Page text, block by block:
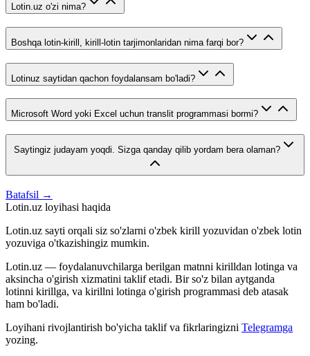
Lotin.uz o'zi nima?
Boshqa lotin-kirill, kirill-lotin tarjimonlaridan nima farqi bor?
Lotinuz saytidan qachon foydalansam bo'ladi?
Microsoft Word yoki Excel uchun translit programmasi bormi?
Saytingiz judayam yoqdi. Sizga qanday qilib yordam bera olaman?
Batafsil →
Lotin.uz loyihasi haqida
Lotin.uz sayti orqali siz so'zlarni o'zbek kirill yozuvidan o'zbek lotin
yozuviga o'tkazishingiz mumkin.
Lotin.uz — foydalanuvchilarga berilgan matnni kirilldan lotinga va
aksincha o'girish xizmatini taklif etadi. Bir so'z bilan aytganda
lotinni kirillga, va kirillni lotinga o'girish programmasi deb atasak
ham bo'ladi.
Loyihani rivojlantirish bo'yicha taklif va fikrlaringizni Telegramga
yozing.